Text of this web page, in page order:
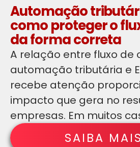
Automação
como proteger o
da forma correta
A relação entre fluxo de
automação tributária e
recebe atenção
impacto que gera no
empresas. Em muitos
SAIBA MAIS